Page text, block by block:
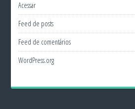
Acessar
Feed de posts
Feed de comentários
WordPress.org